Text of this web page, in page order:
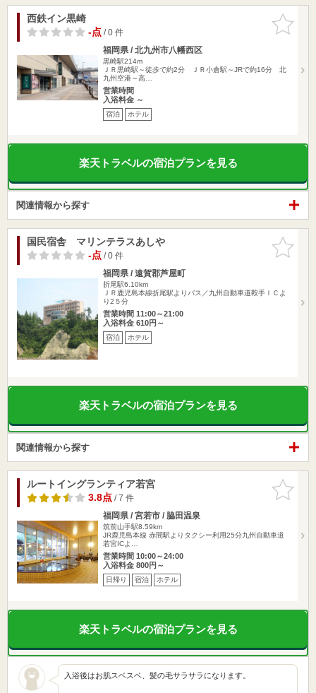
お気に入
りに追加
西鉄イン黒崎
-点/ 0 件
福岡県 / 北九州市八幡西区
黒崎駅214m
ＪＲ黒崎駅～徒歩で約2分 ＪＲ小倉駅～JRで約16分 北
九州空港～高…
営業時間
入浴料金 ～
宿泊 ホテル
楽天トラベルの宿泊プランを見る
関連情報から探す
お気に入
りに追加
国民宿舎 マリンテラスあしや
-点/ 0 件
福岡県 / 遠賀郡芦屋町
折尾駅6.10km
ＪＲ鹿児島本線折尾駅よりバス／九州自動車道鞍手ＩＣよ
り2５分
営業時間 11:00～21:00
入浴料金 610円～
宿泊 ホテル
楽天トラベルの宿泊プランを見る
関連情報から探す
お気に入
りに追加
ルートイングランティア若宮
3.8点/ 7 件
福岡県 / 宮若市 / 脇田温泉
筑前山手駅8.59km
JR鹿児島本線 赤間駅よりタクシー利用25分九州自動車道
若宮ICよ…
営業時間 10:00～24:00
入浴料金 800円～
日帰り 宿泊 ホテル
楽天トラベルの宿泊プランを見る
入浴後はお肌スベスベ、髪の毛サラサラになります。